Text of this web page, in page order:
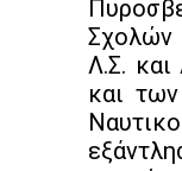
Σχολών
Λ.Σ.
και